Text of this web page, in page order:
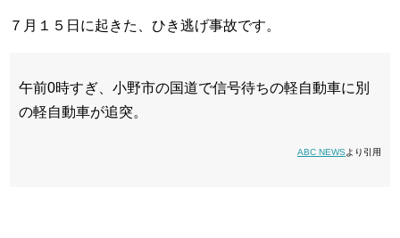
７月１５日に起きた、ひき逃げ事故です。
午前0時すぎ、小野市の国道で信号待ちの軽自動車に別
の軽自動車が追突。
ABC NEWSより引用